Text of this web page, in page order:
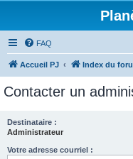
FAQ
Accueil PJ Index du
Contacter un
Destinataire :
Administrateur
Votre adresse courriel :